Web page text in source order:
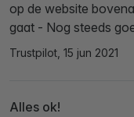
op de website
gaat - Nog steeds
Trustpilot, 15 jun 2021
Alles ok!